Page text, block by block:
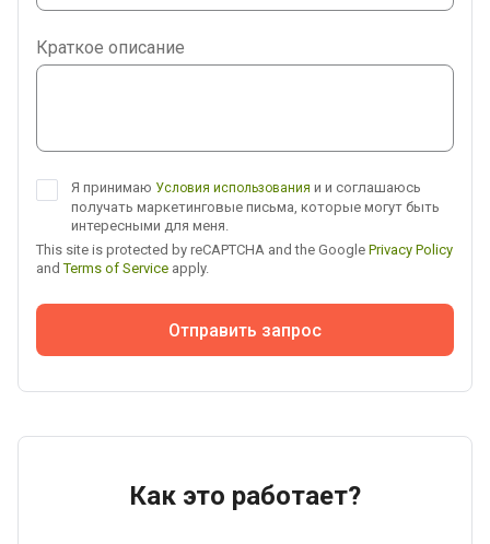
Telegram
Краткое описание
Я принимаю Условия использования и и соглашаюсь
получать маркетинговые письма, которые могут быть
интересными для меня.
This site is protected by reCAPTCHA and the Google Privacy Policy
andTerms of Service apply.
Отправить запрос
Как это работает?